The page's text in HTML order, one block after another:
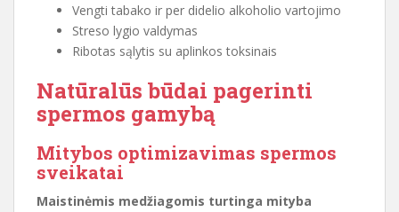
Vengti tabako ir per didelio alkoholio vartojimo
Streso lygio valdymas
Ribotas sąlytis su aplinkos toksinais
Natūralūs būdai pagerinti
spermos gamybą
Mitybos optimizavimas spermos
sveikatai
Maistinėmis medžiagomis turtinga mityba